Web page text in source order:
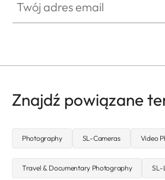
Znajdź powiązane
Photography SL-Cameras Video
Travel & Documentary Photography SL-